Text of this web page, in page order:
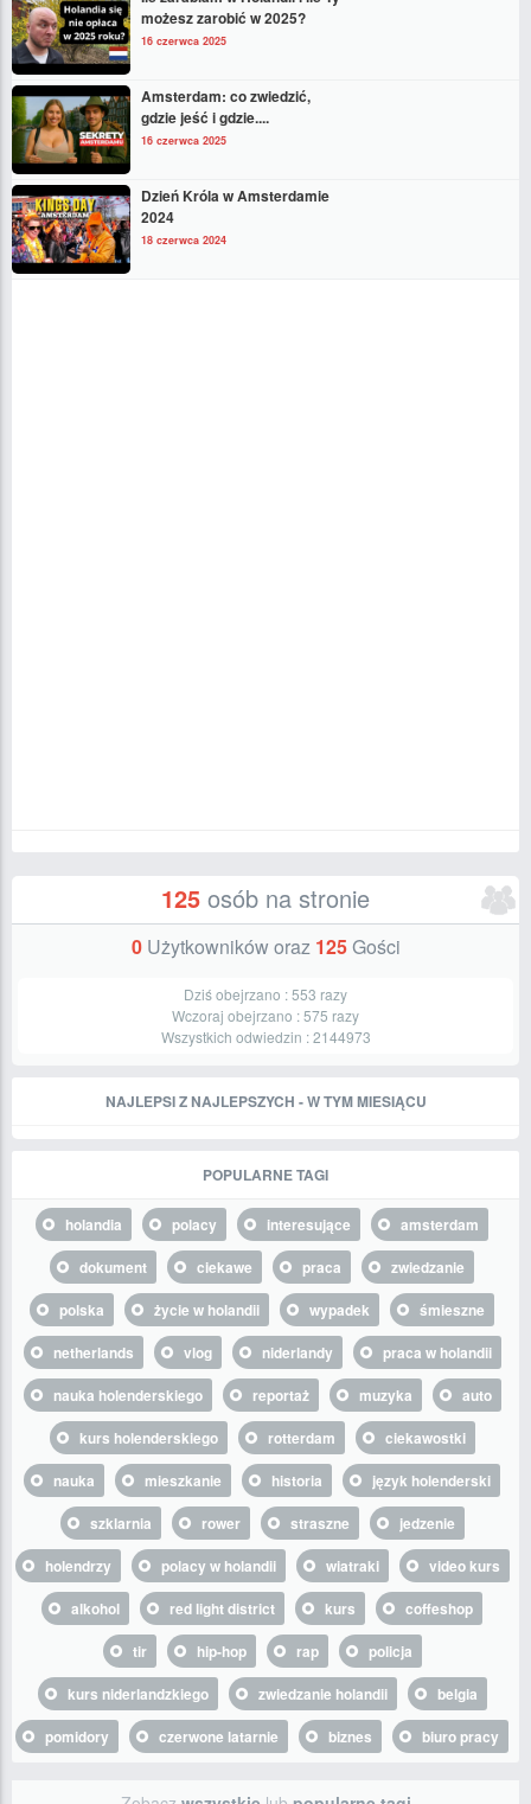
możesz zarobić w 2025?
16 czerwca 2025
Amsterdam: co zwiedzić,
gdzie jeść i gdzie....
16 czerwca 2025
Dzień Króla w Amsterdamie
2024
18 czerwca 2024
125 osób na stronie
0Użytkowników oraz 125Gości
Dziś obejrzano :553 razy
Wczoraj obejrzano :575 razy
Wszystkich odwiedzin :2144973
NAJLEPSI Z NAJLEPSZYCH - W TYM MIESIĄCU
POPULARNE TAGI
holandia polacy interesujące
amsterdam
dokument
ciekawe praca
zwiedzanie
polska
życie w holandii wypadek
śmieszne
netherlands
vlog niderlandy
praca w holandii
nauka holenderskiego
reportaż muzyka
auto
kurs holenderskiego
rotterdam
ciekawostki
nauka
mieszkanie historia
język holenderski
szklarnia
rower straszne
jedzenie
holendrzy
polacy w holandii wiatraki
video kurs
alkohol
red light district kurs
coffeshop
tir
hip-hop rap
policja
kurs niderlandzkiego
zwiedzanie holandii
belgia
pomidory
czerwone latarnie biznes biuro pracy